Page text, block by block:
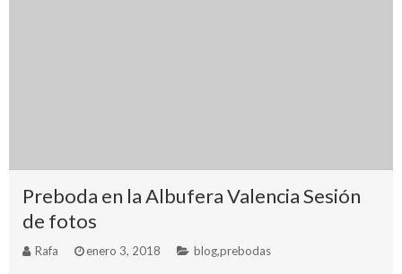
Preboda en la Albufera Valencia Sesión
de fotos
Rafa enero 3, 2018 blog,prebodas